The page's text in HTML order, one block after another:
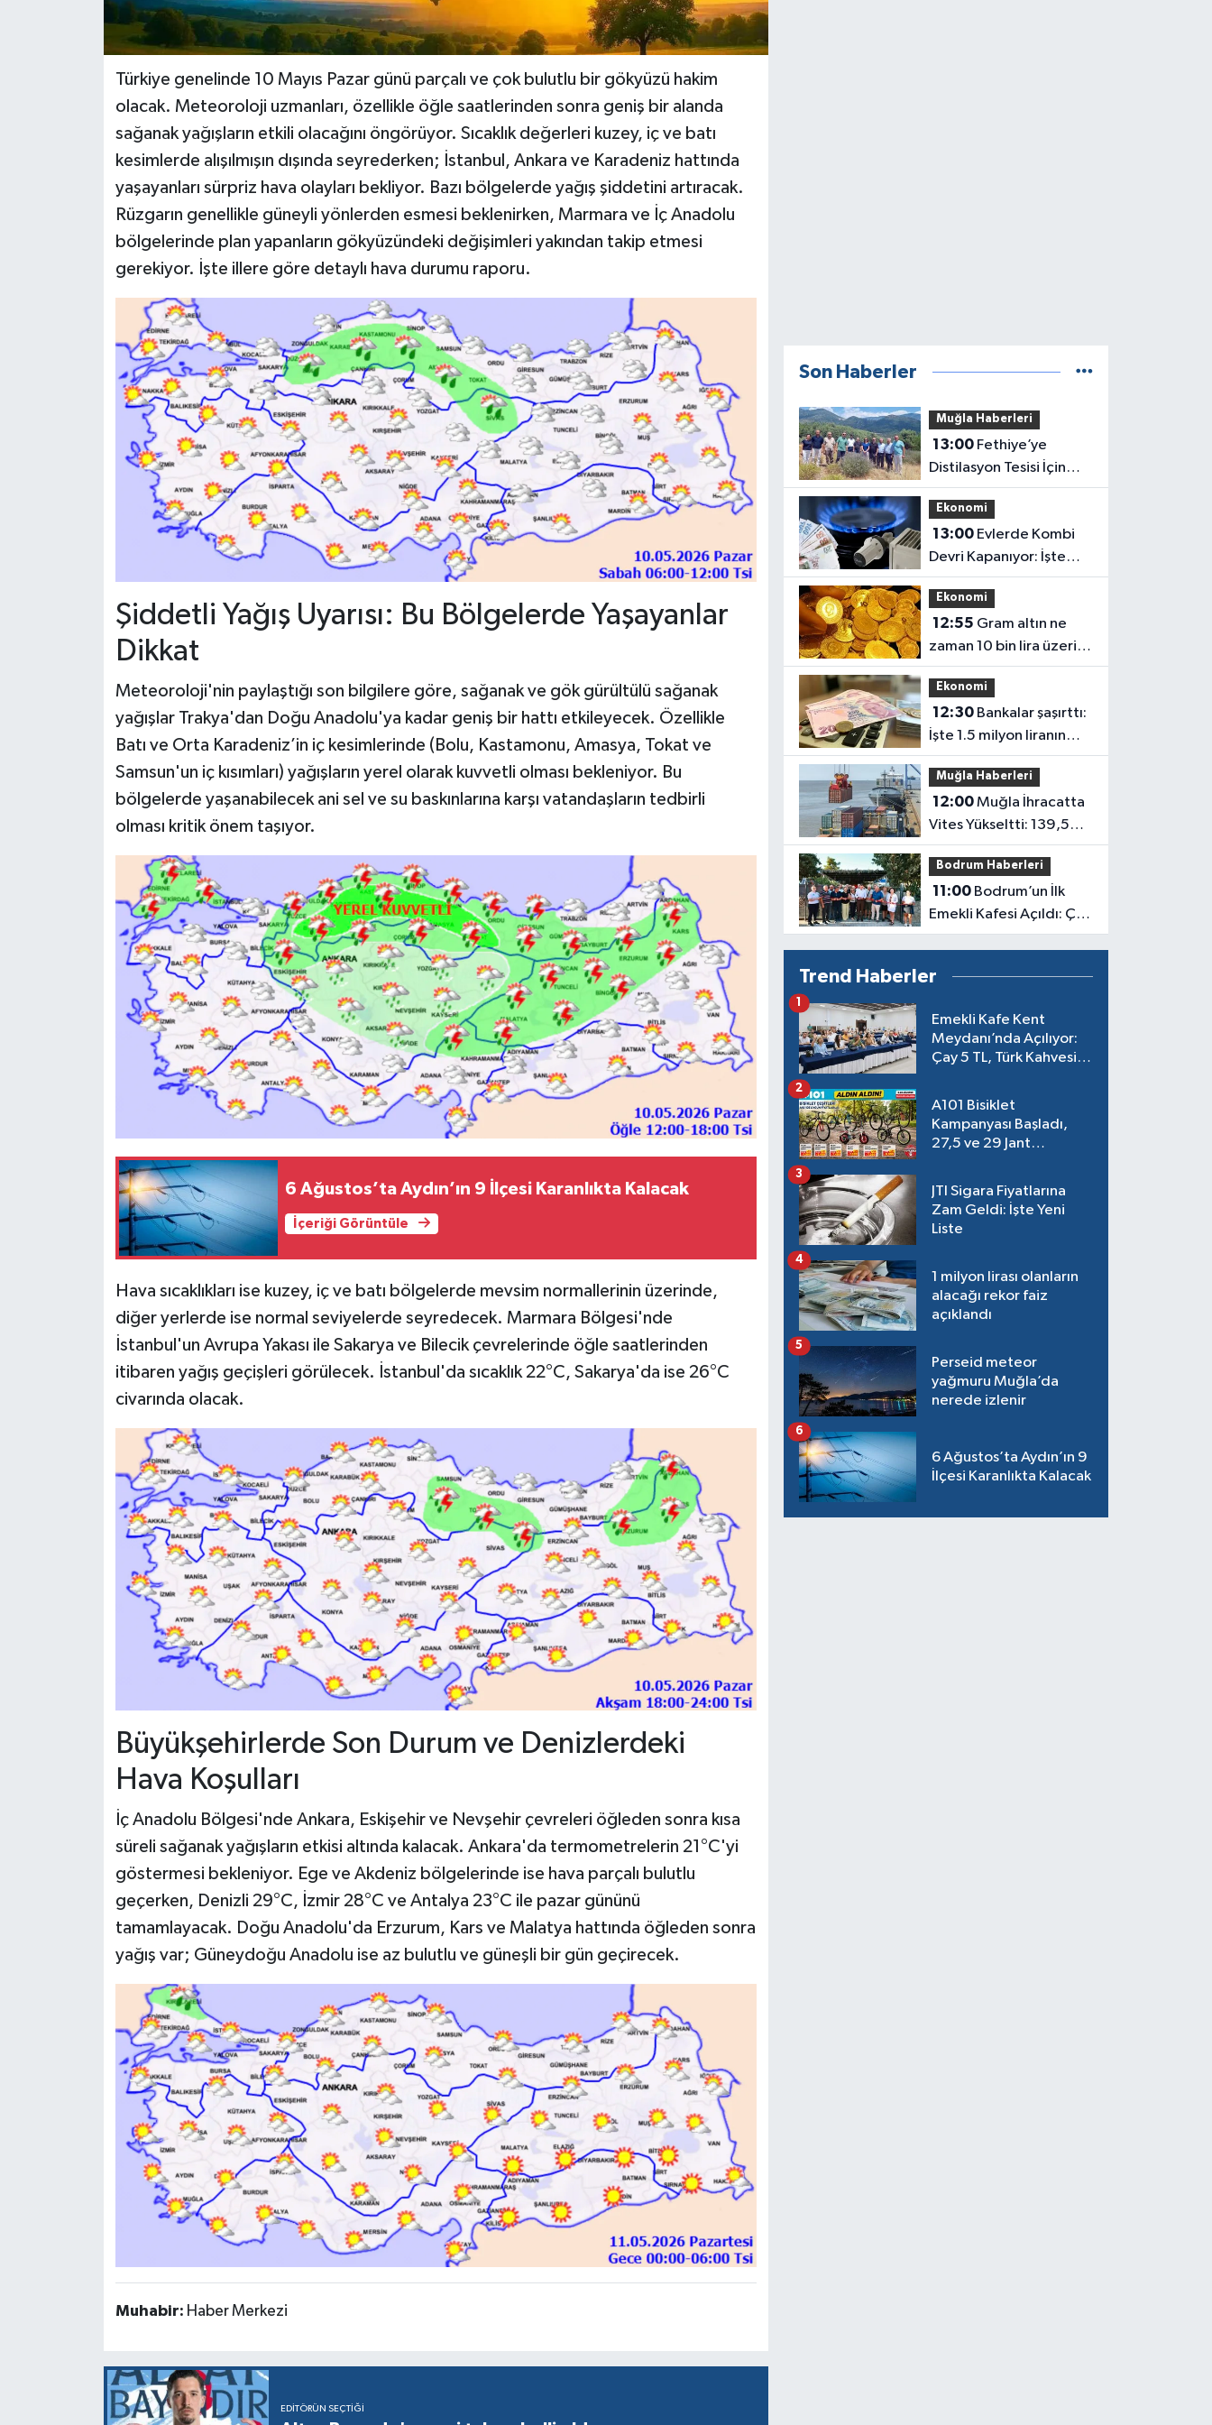
Türkiye genelinde 10 Mayıs Pazar günü parçalı ve çok bulutlu bir gökyüzü hakim
olacak. Meteoroloji uzmanları, özellikle öğle saatlerinden sonra geniş bir alanda
sağanak yağışların etkili olacağını öngörüyor. Sıcaklık değerleri kuzey, iç ve batı
kesimlerde alışılmışın dışında seyrederken; İstanbul, Ankara ve Karadeniz hattında
yaşayanları sürpriz hava olayları bekliyor. Bazı bölgelerde yağış şiddetini artıracak.
Rüzgarın genellikle güneyli yönlerden esmesi beklenirken, Marmara ve İç Anadolu
bölgelerinde plan yapanların gökyüzündeki değişimleri yakından takip etmesi
gerekiyor. İşte illere göre detaylı hava durumu raporu.
Şiddetli Yağış Uyarısı: Bu Bölgelerde Yaşayanlar
Dikkat
Meteoroloji'nin paylaştığı son bilgilere göre, sağanak ve gök gürültülü sağanak
yağışlar Trakya'dan Doğu Anadolu'ya kadar geniş bir hattı etkileyecek. Özellikle
Batı ve Orta Karadeniz’in iç kesimlerinde (Bolu, Kastamonu, Amasya, Tokat ve
Samsun'un iç kısımları) yağışların yerel olarak kuvvetli olması bekleniyor. Bu
bölgelerde yaşanabilecek ani sel ve su baskınlarına karşı vatandaşların tedbirli
olması kritik önem taşıyor.
6 Ağustos’ta Aydın’ın 9 İlçesi Karanlıkta Kalacak
İçeriği Görüntüle
Hava sıcaklıkları ise kuzey, iç ve batı bölgelerde mevsim normallerinin üzerinde,
diğer yerlerde ise normal seviyelerde seyredecek. Marmara Bölgesi'nde
İstanbul'un Avrupa Yakası ile Sakarya ve Bilecik çevrelerinde öğle saatlerinden
itibaren yağış geçişleri görülecek. İstanbul'da sıcaklık 22°C, Sakarya'da ise 26°C
civarında olacak.
Büyükşehirlerde Son Durum ve Denizlerdeki
Hava Koşulları
İç Anadolu Bölgesi'nde Ankara, Eskişehir ve Nevşehir çevreleri öğleden sonra kısa
süreli sağanak yağışların etkisi altında kalacak. Ankara'da termometrelerin 21°C'yi
göstermesi bekleniyor. Ege ve Akdeniz bölgelerinde ise hava parçalı bulutlu
geçerken, Denizli 29°C, İzmir 28°C ve Antalya 23°C ile pazar gününü
tamamlayacak. Doğu Anadolu'da Erzurum, Kars ve Malatya hattında öğleden sonra
yağış var; Güneydoğu Anadolu ise az bulutlu ve güneşli bir gün geçirecek.
Muhabir: Haber Merkezi
EDITÖRÜN SEÇTIĞI
Son Haberler
Muğla Haberleri
13:00Fethiye’ye
Distilasyon Tesisi İçin
Yerinde İnceleme
Ekonomi
13:00Evlerde Kombi
Devri Kapanıyor: İşte
Yeni Karar
Ekonomi
12:55
zaman 10 bin lira üzerini
görecek: Şaşırtan
açıklama geldi
Ekonomi
12:30Bankalar şaşırttı:
İşte 1.5 milyon liranın
rekor faizi
Muğla Haberleri
12:00Muğla İhracatta
Vites Yükseltti: 139,5
Milyon Dolar
Bodrum Haberleri
11:00Bodrum’un İlk
Emekli Kafesi Açıldı: Çay
5 TL
Trend Haberler
Emekli Kafe Kent
Meydanı’nda Açılıyor:
Çay 5 TL, Türk Kahvesi
1
A101 Bisiklet
Kampanyası Başladı,
27,5 ve 29 Jant
2
JTI Sigara Fiyatlarına
Zam Geldi: İşte Yeni
Liste
3
1 milyon lirası olanların
alacağı rekor faiz
açıklandı
4
Perseid meteor
yağmuru Muğla’da
nerede izlenir
5
6 Ağustos’ta Aydın’ın 9
İlçesi Karanlıkta Kalacak
6